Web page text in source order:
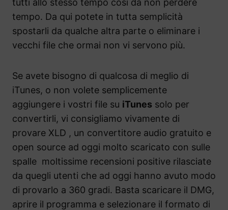
tutti allo stesso tempo cosi da non perdere
tempo. Da qui potete in tutta semplicità
spostarli da qualche altra parte o eliminare i
vecchi file che ormai non vi servono più.
Se avete bisogno di qualcosa di meglio di
iTunes, o non volete semplicemente
aggiungere i vostri file su iTunes solo per
convertirli, vi consigliamo vivamente di
provare XLD , un convertitore audio gratuito e
open source ad oggi molto scaricato con sulle
spalle moltissime recensioni positive rilasciate
da quegli utenti che ad oggi hanno avuto modo
di provarlo a 360 gradi. Basta scaricare il DMG,
aprire il programma e selezionare il formato di